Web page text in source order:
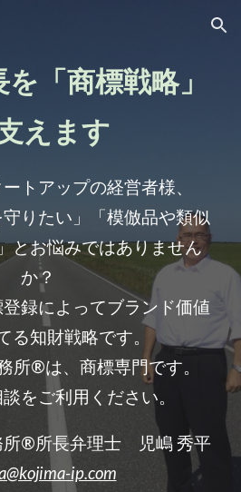
Skip to navigation
を「商標戦略」
えます
トアップの経営者様、
守りたい」「模倣品や類似
とお悩みではありません
か？
録によってブランド価値
る知財戦略です。
所®は、商標専門です。
をご利用ください。
所®所長弁理士 児嶋 秀平
ip.com